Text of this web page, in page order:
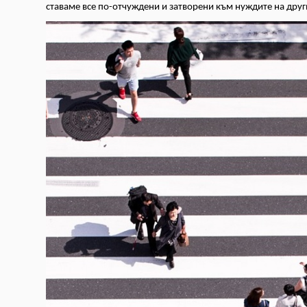
ставаме все по-отчуждени и затворени към нуждите на